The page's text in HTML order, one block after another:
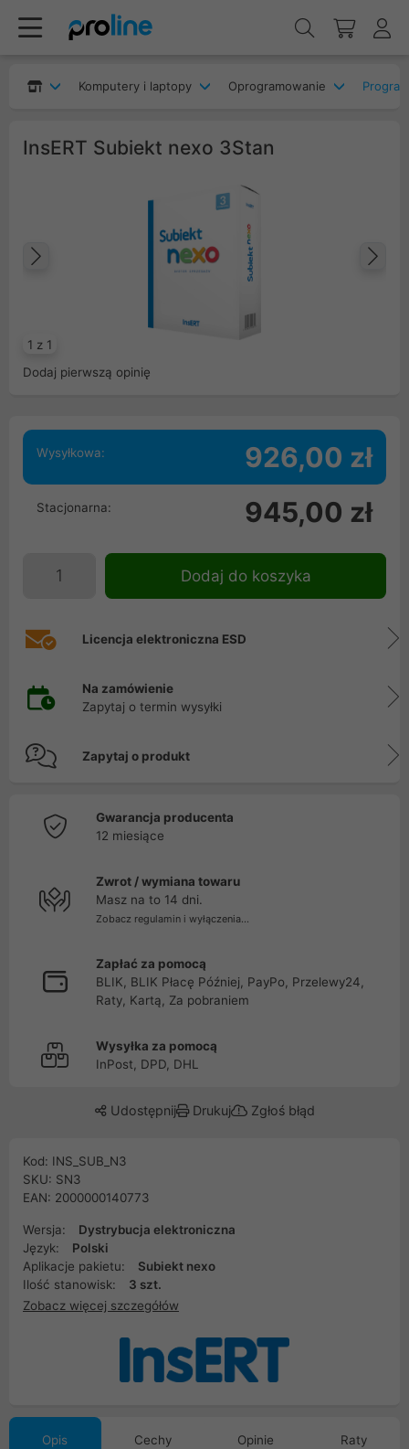
Komputery i laptopy Oprogramowanie
InsERT Subiekt nexo 3Stan
1 z 1
Poprzedni
Dodaj pierwszą opinię
Wysyłkowa: 926,00 zł
Stacjonarna: 945,00 zł
Dodaj do koszyka
Licencja elektroniczna ESD
Na zamówienie
Zapytaj o termin wysyłki
Zapytaj o produkt
Gwarancja producenta
12 miesiące
Zwrot / wymiana towaru
Masz na to 14 dni.
Zobacz regulamin i wyłączenia...
Zapłać za pomocą
BLIK, BLIK Płacę Później, PayPo, Przelewy24,
Raty, Kartą, Za pobraniem
Wysyłka za pomocą
InPost, DPD, DHL
Udostępnij Drukuj Zgłoś błąd
Kod: INS_SUB_N3
SKU: SN3
EAN: 2000000140773
Wersja:
Dystrybucja elektroniczna
Język:
Polski
Aplikacje pakietu:
Subiekt nexo
Ilość stanowisk:
3 szt.
Zobacz więcej szczegółów
Opis Cechy Opinie Raty